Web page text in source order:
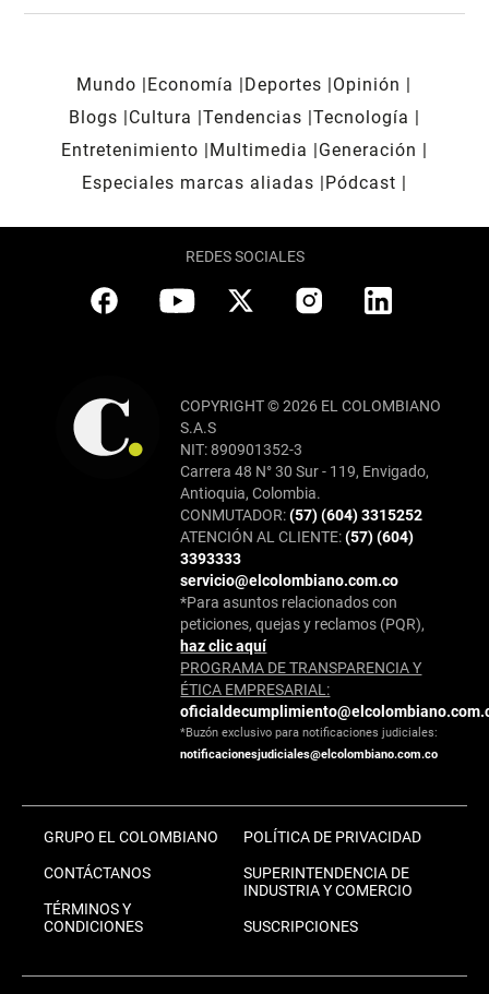
Mundo Economía Deportes
Opinión
Blogs
Cultura Tendencias Tecnología
Entretenimiento
Multimedia
Generación
Especiales marcas aliadas
Pódcast
REDES SOCIALES
COPYRIGHT © 2026 EL COLOMBIANO
S.A.S
NIT: 890901352-3
Carrera 48 N° 30 Sur - 119, Envigado,
Antioquia, Colombia.
CONMUTADOR:(57) (604) 3315252
ATENCIÓN AL CLIENTE:(57) (604)
3393333
servicio@elcolombiano.com.co
*Para asuntos relacionados con
peticiones, quejas y reclamos (PQR),
haz clic aquí
PROGRAMA DE TRANSPARENCIA Y
ÉTICA EMPRESARIAL:
*Buzón exclusivo para notificaciones judiciales:
notificacionesjudiciales@elcolombiano.com.co
GRUPO EL COLOMBIANO
CONTÁCTANOS
TÉRMINOS Y
CONDICIONES
POLÍTICA DE PRIVACIDAD
SUPERINTENDENCIA DE
INDUSTRIA Y COMERCIO
SUSCRIPCIONES